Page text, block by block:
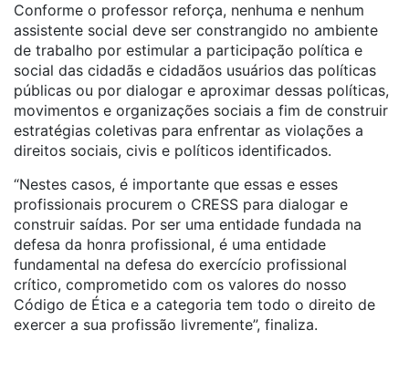
Conforme o professor reforça, nenhuma e nenhum
assistente social deve ser constrangido no ambiente
de trabalho por estimular a participação política e
social das cidadãs e cidadãos usuários das políticas
públicas ou por dialogar e aproximar dessas políticas,
movimentos e organizações sociais a fim de construir
estratégias coletivas para enfrentar as violações a
direitos sociais, civis e políticos identificados.
“Nestes casos, é importante que essas e esses
profissionais procurem o CRESS para dialogar e
construir saídas. Por ser uma entidade fundada na
defesa da honra profissional, é uma entidade
fundamental na defesa do exercício profissional
crítico, comprometido com os valores do nosso
Código de Ética e a categoria tem todo o direito de
exercer a sua profissão livremente”, finaliza.